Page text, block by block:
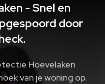
- Snel en
door
Hoevelaken
van je woning op.​